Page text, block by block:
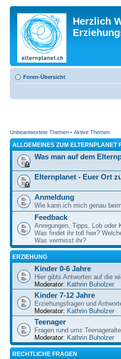
Herzlich
Foren-Übersicht
Unbeantwortete Themen • Aktive Themen
ALLGEMEINES ZUM ELTERNPLANET
Was man auf dem
Elternplanet - Euer Ort
Anmeldung
Wie kann ich mich genau
Feedback
Anregungen, Tipps, Lob oder
Was findet ihr toll hier?
Was vermisst ihr?
ERZIEHUNG
Kinder 0-6 Jahre
Hier gibts Antworten auf die
Moderator: Kathrin Buholzer
Kinder 7-12 Jahre
Erziehungsfragen und
Moderator: Kathrin Buholzer
Teenager
Fragen rund ums
Moderator: Kathrin Buholzer
RECHTLICHE FRAGEN